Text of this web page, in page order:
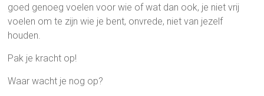
goed genoeg voelen voor wie of wat dan ook, je niet vrij
voelen om te zijn wie je bent, onvrede, niet van jezelf
houden.
Pak je kracht op!
Waar wacht je nog op?